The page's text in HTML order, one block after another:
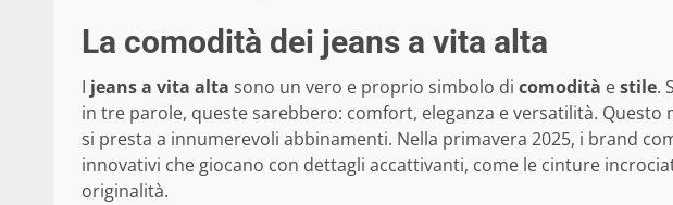
La comodità dei jeans a vita alta
I jeans a vita alta sono un vero e proprio simbolo di comodità estile.
in tre parole, queste sarebbero: comfort, eleganza e versatilità. Questo
si presta a innumerevoli abbinamenti. Nella primavera 2025, i brand
innovativi che giocano con dettagli accattivanti, come le cinture
originalità.